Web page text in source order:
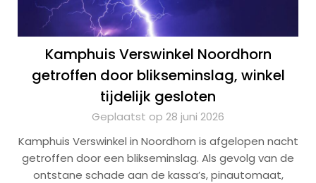
Kamphuis Verswinkel Noordhorn
getroffen door blikseminslag, winkel
tijdelijk gesloten
Geplaatst op 28 juni 2026
Kamphuis Verswinkel in Noordhorn is afgelopen nacht
getroffen door een blikseminslag. Als gevolg van de
ontstane schade aan de kassa’s, pinautomaat,